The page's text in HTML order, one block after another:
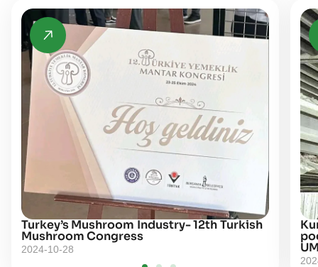
Turkey’s Mushroom Industry- 12th Turkish
Mushroom Congress
2024-10-28